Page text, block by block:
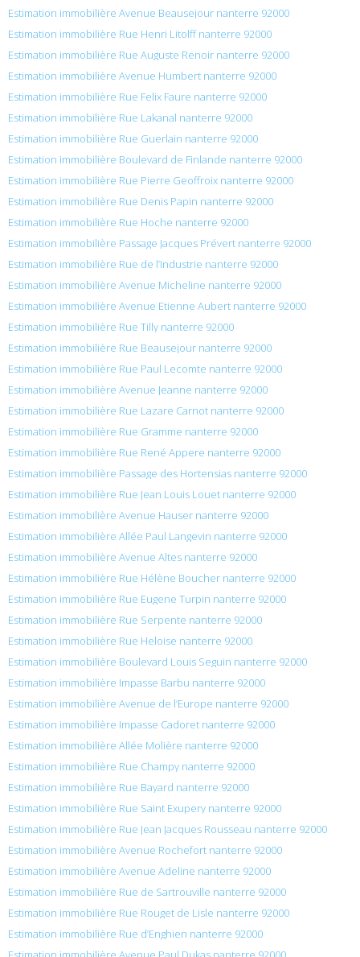
Estimation immobilière Avenue Beausejour nanterre 92000
Estimation immobilière Rue Henri Litolff nanterre 92000
Estimation immobilière Rue Auguste Renoir nanterre 92000
Estimation immobilière Avenue Humbert nanterre 92000
Estimation immobilière Rue Felix Faure nanterre 92000
Estimation immobilière Rue Lakanal nanterre 92000
Estimation immobilière Rue Guerlain nanterre 92000
Estimation immobilière Boulevard de Finlande nanterre 92000
Estimation immobilière Rue Pierre Geoffroix nanterre 92000
Estimation immobilière Rue Denis Papin nanterre 92000
Estimation immobilière Rue Hoche nanterre 92000
Estimation immobilière Passage Jacques Prévert nanterre 92000
Estimation immobilière Rue de l’Industrie nanterre 92000
Estimation immobilière Avenue Micheline nanterre 92000
Estimation immobilière Avenue Etienne Aubert nanterre 92000
Estimation immobilière Rue Tilly nanterre 92000
Estimation immobilière Rue Beausejour nanterre 92000
Estimation immobilière Rue Paul Lecomte nanterre 92000
Estimation immobilière Avenue Jeanne nanterre 92000
Estimation immobilière Rue Lazare Carnot nanterre 92000
Estimation immobilière Rue Gramme nanterre 92000
Estimation immobilière Rue René Appere nanterre 92000
Estimation immobilière Passage des Hortensias nanterre 92000
Estimation immobilière Rue Jean Louis Louet nanterre 92000
Estimation immobilière Avenue Hauser nanterre 92000
Estimation immobilière Allée Paul Langevin nanterre 92000
Estimation immobilière Avenue Altes nanterre 92000
Estimation immobilière Rue Hélène Boucher nanterre 92000
Estimation immobilière Rue Eugene Turpin nanterre 92000
Estimation immobilière Rue Serpente nanterre 92000
Estimation immobilière Rue Heloise nanterre 92000
Estimation immobilière Boulevard Louis Seguin nanterre 92000
Estimation immobilière Impasse Barbu nanterre 92000
Estimation immobilière Avenue de l’Europe nanterre 92000
Estimation immobilière Impasse Cadoret nanterre 92000
Estimation immobilière Allée Molière nanterre 92000
Estimation immobilière Rue Champy nanterre 92000
Estimation immobilière Rue Bayard nanterre 92000
Estimation immobilière Rue Saint Exupery nanterre 92000
Estimation immobilière Rue Jean Jacques Rousseau nanterre 92000
Estimation immobilière Avenue Rochefort nanterre 92000
Estimation immobilière Avenue Adeline nanterre 92000
Estimation immobilière Rue de Sartrouville nanterre 92000
Estimation immobilière Rue Rouget de Lisle nanterre 92000
Estimation immobilière Rue d’Enghien nanterre 92000